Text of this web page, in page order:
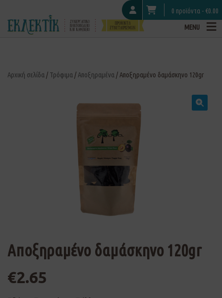
0 προϊόντα - €0.00
MENU
Αρχική σελίδα / Τρόφιμα / Αποξηραμένα / Αποξηραμένο δαμάσκηνο 120gr
Αποξηραμένο δαμάσκηνο 120gr
€2.65